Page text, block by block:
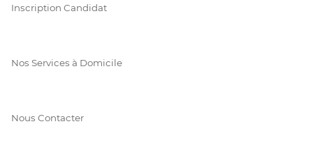
Inscription Candidat
Nos Services à Domicile
Nous Contacter